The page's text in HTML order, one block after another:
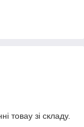
товау зі складу.